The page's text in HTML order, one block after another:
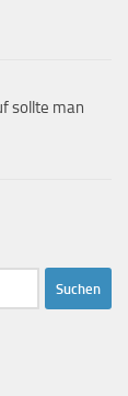
sollte man